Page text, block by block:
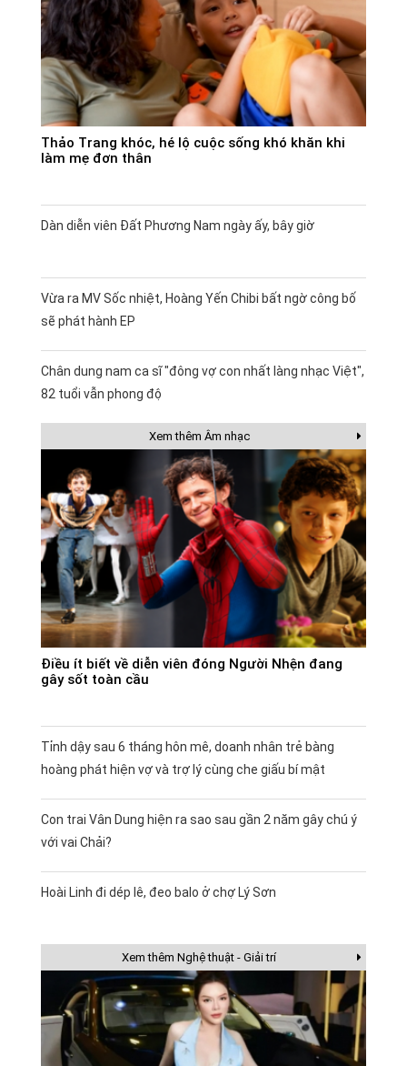
Thảo Trang khóc, hé lộ cuộc sống khó khăn khi
làm mẹ đơn thân
Dàn diễn viên Đất Phương Nam ngày ấy, bây giờ
Vừa ra MV Sốc nhiệt, Hoàng Yến Chibi bất ngờ công bố
sẽ phát hành EP
Chân dung nam ca sĩ "đông vợ con nhất làng nhạc Việt",
82 tuổi vẫn phong độ
Xem thêm Âm nhạc
Điều ít biết về diễn viên đóng Người Nhện đang
gây sốt toàn cầu
Tỉnh dậy sau 6 tháng hôn mê, doanh nhân trẻ bàng
hoàng phát hiện vợ và trợ lý cùng che giấu bí mật
Con trai Vân Dung hiện ra sao sau gần 2 năm gây chú ý
với vai Chải?
Hoài Linh đi dép lê, đeo balo ở chợ Lý Sơn
Xem thêm Nghệ thuật - Giải trí